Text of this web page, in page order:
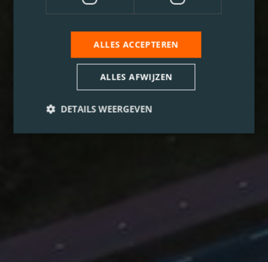
ALLES ACCEPTEREN
ALLES AFWIJZEN
DETAILS WEERGEVEN